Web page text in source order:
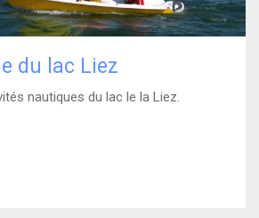
du lac Liez
nautiques du lac le la Liez.